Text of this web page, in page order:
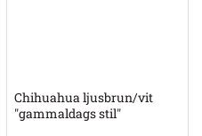
Chihuahua ljusbrun/vit
"gammaldags stil"